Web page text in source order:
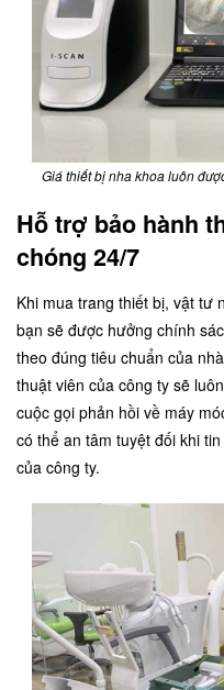
Giá thiết bị nha khoa luôn
Hỗ trợ bảo hành
chóng 24/7
Khi mua trang thiết bị, vật tư
bạn sẽ được hưởng chính
theo đúng tiêu chuẩn của
thuật viên của công ty sẽ
cuộc gọi phản hồi về máy
có thể an tâm tuyệt đối khi
của công ty.